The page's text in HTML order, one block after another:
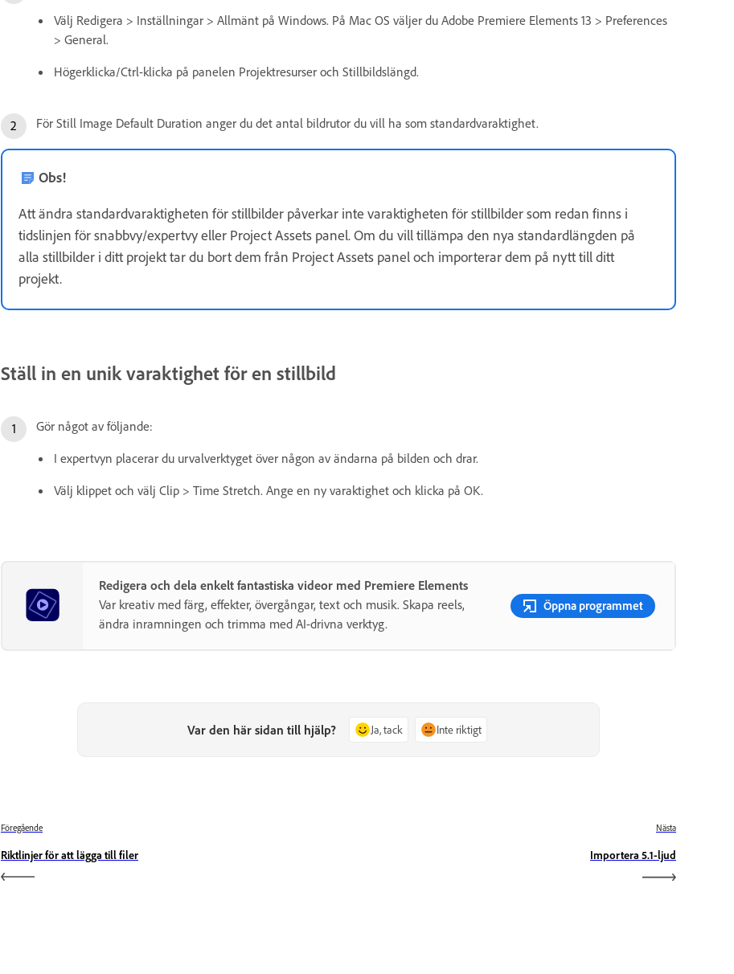
Välj Redigera > Inställningar > Allmänt på Windows. På Mac OS väljer du Adobe Premiere Elements 13 > Preferences
> General.
Högerklicka/Ctrl-klicka på panelen Projektresurser och Stillbildslängd.
För Still Image Default Duration anger du det antal bildrutor du vill ha som standardvaraktighet.
Obs!
Att ändra standardvaraktigheten för stillbilder påverkar inte varaktigheten för stillbilder som redan finns i
tidslinjen för snabbvy/expertvy eller Project Assets panel. Om du vill tillämpa den nya standardlängden på
alla stillbilder i ditt projekt tar du bort dem från Project Assets panel och importerar dem på nytt till ditt
projekt.
Ställ in en unik varaktighet för en stillbild
Gör något av följande:
I expertvyn placerar du urvalverktyget över någon av ändarna på bilden och drar.
Välj klippet och välj Clip > Time Stretch. Ange en ny varaktighet och klicka på OK.
Redigera och dela enkelt fantastiska videor med Premiere Elements
Var kreativ med färg, effekter, övergångar, text och musik. Skapa reels,
ändra inramningen och trimma med AI-drivna verktyg.
Öppna programmet
Var den här sidan till hjälp? Ja, tack Inte riktigt
Föregående
Riktlinjer för att lägga till filer
Nästa
Importera 5.1-ljud